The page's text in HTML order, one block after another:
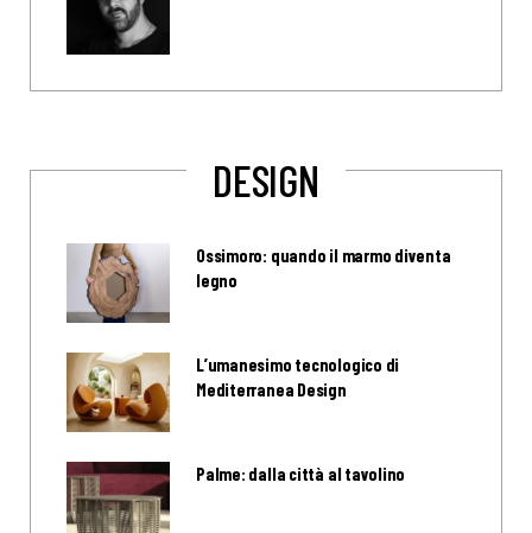
DESIGN
Ossimoro: quando il marmo diventa
legno
L’umanesimo tecnologico di
Mediterranea Design
Palme: dalla città al tavolino